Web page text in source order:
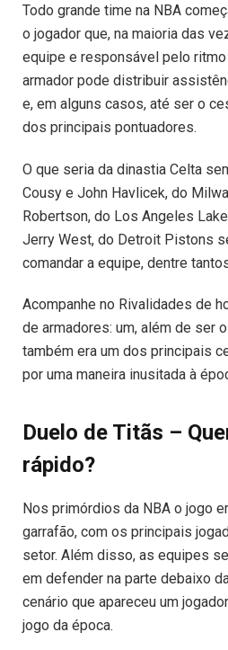
Todo grande time na NBA
o jogador que, na maioria das
equipe e responsável pelo
armador pode distribuir
e, em alguns casos, até ser o
dos principais pontuadores.
O que seria da dinastia Celta
Cousy e John Havlicek, do
Robertson, do Los Angeles
Jerry West, do Detroit Pistons
comandar a equipe, dentre
Acompanhe no Rivalidades de
de armadores: um, além de ser
também era um dos principais
por uma maneira inusitada à
Duelo de Titãs –
rápido?
Nos primórdios da NBA o jogo
garrafão, com os principais
setor. Além disso, as equipes
em defender na parte debaixo
cenário que apareceu um
jogo da época.